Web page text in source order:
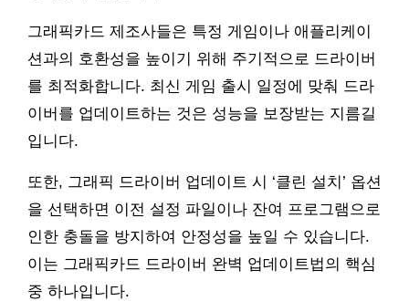
그래픽카드 제조사들은 특정 게임이나 애플리케이
션과의 호환성을 높이기 위해 주기적으로 드라이버
를 최적화합니다. 최신 게임 출시 일정에 맞춰 드라
이버를 업데이트하는 것은 성능을 보장받는 지름길
입니다.
또한, 그래픽 드라이버 업데이트 시 ‘클린 설치’ 옵션
을 선택하면 이전 설정 파일이나 잔여 프로그램으로
인한 충돌을 방지하여 안정성을 높일 수 있습니다.
이는 그래픽카드 드라이버 완벽 업데이트법의 핵심
중 하나입니다.